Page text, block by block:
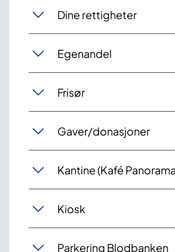
Dine rettigheter
Egenandel
Frisør
Gaver/donasjoner
Kantine (Kafé
Kiosk
Parkering Blodbanken